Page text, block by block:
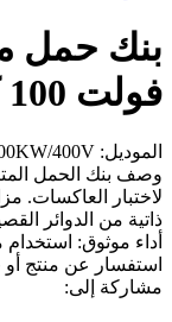
فولت 100 كيلوواط
الموديل: SKS-RAC-100KW/400V
وصف بنك الحمل
أداء موثوق:
استفسار عن منتج
مشاركة إلى: